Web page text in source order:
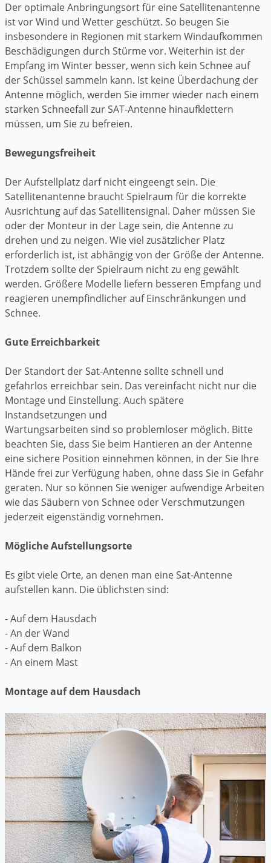
Der optimale Anbringungsort für eine Satellitenantenne
ist vor Wind und Wetter geschützt. So beugen Sie
insbesondere in Regionen mit starkem Windaufkommen
Beschädigungen durch Stürme vor. Weiterhin ist der
Empfang im Winter besser, wenn sich kein Schnee auf
der Schüssel sammeln kann. Ist keine Überdachung der
Antenne möglich, werden Sie immer wieder nach einem
starken Schneefall zur SAT-Antenne hinaufklettern
müssen, um Sie zu befreien.
Bewegungsfreiheit
Der Aufstellplatz darf nicht eingeengt sein. Die
Satellitenantenne braucht Spielraum für die korrekte
Ausrichtung auf das Satellitensignal. Daher müssen Sie
oder der Monteur in der Lage sein, die Antenne zu
drehen und zu neigen. Wie viel zusätzlicher Platz
erforderlich ist, ist abhängig von der Größe der Antenne.
Trotzdem sollte der Spielraum nicht zu eng gewählt
werden. Größere Modelle liefern besseren Empfang und
reagieren unempfindlicher auf Einschränkungen und
Schnee.
Gute Erreichbarkeit
Der Standort der Sat-Antenne sollte schnell und
gefahrlos erreichbar sein. Das vereinfacht nicht nur die
Montage und Einstellung. Auch spätere
Instandsetzungen und
Wartungsarbeiten sind so problemloser möglich. Bitte
beachten Sie, dass Sie beim Hantieren an der Antenne
eine sichere Position einnehmen können, in der Sie Ihre
Hände frei zur Verfügung haben, ohne dass Sie in Gefahr
geraten. Nur so können Sie weniger aufwendige Arbeiten
wie das Säubern von Schnee oder Verschmutzungen
jederzeit eigenständig vornehmen.
Mögliche Aufstellungsorte
Es gibt viele Orte, an denen man eine Sat-Antenne
aufstellen kann. Die üblichsten sind:
- Auf dem Hausdach
- An der Wand
- Auf dem Balkon
- An einem Mast
Montage auf dem Hausdach